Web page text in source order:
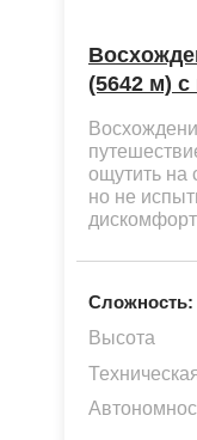
(5642 м) с
ощутить на
но не
Сложность:
Высота